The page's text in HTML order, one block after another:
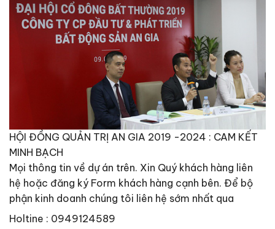
HỘI ĐỒNG QUẢN TRỊ AN GIA 2019 -2024 : CAM KẾT
MINH BẠCH
Mọi thông tin về dự án trên. Xin Quý khách hàng liên
hệ hoặc đăng ký Form khách hàng cạnh bên. Để bộ
phận kinh doanh chúng tôi liên hệ sớm nhất qua
Holtine : 0949124589